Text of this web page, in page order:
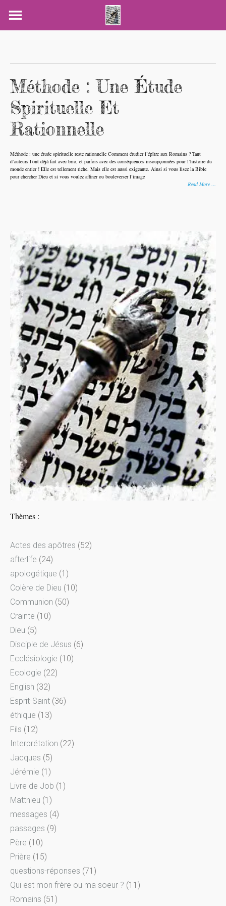
Méthode : Une Étude
Spirituelle Et
Rationnelle
Méthode : une étude spirituelle reste rationnelle Comment étudier l’épître aux Romains ? Tant
d’auteurs l’ont déjà fait avec brio, et parfois avec des conséquences insoupçonnées pour l’histoire du
monde entier ! Elle est tellement riche. Mais elle est aussi exigeante. Ainsi si vous lisez la Bible
pour chercher Dieu et si vous voulez affiner ou bouleverser l’image
Read More …
Thèmes :
Actes des apôtres (52)
afterlife (24)
apologétique (1)
Colère de Dieu (10)
Communion (50)
Crainte (10)
Dieu (5)
Disciple de Jésus (6)
Ecclésiologie (10)
Ecologie (22)
English (32)
Esprit-Saint (36)
éthique (13)
Fils (12)
Interprétation (22)
Jacques (5)
Jérémie (1)
Livre de Job (1)
Matthieu (1)
messages (4)
passages (9)
Père (10)
Prière (15)
questions-réponses (71)
Qui est mon frère ou ma soeur ? (11)
Romains (51)